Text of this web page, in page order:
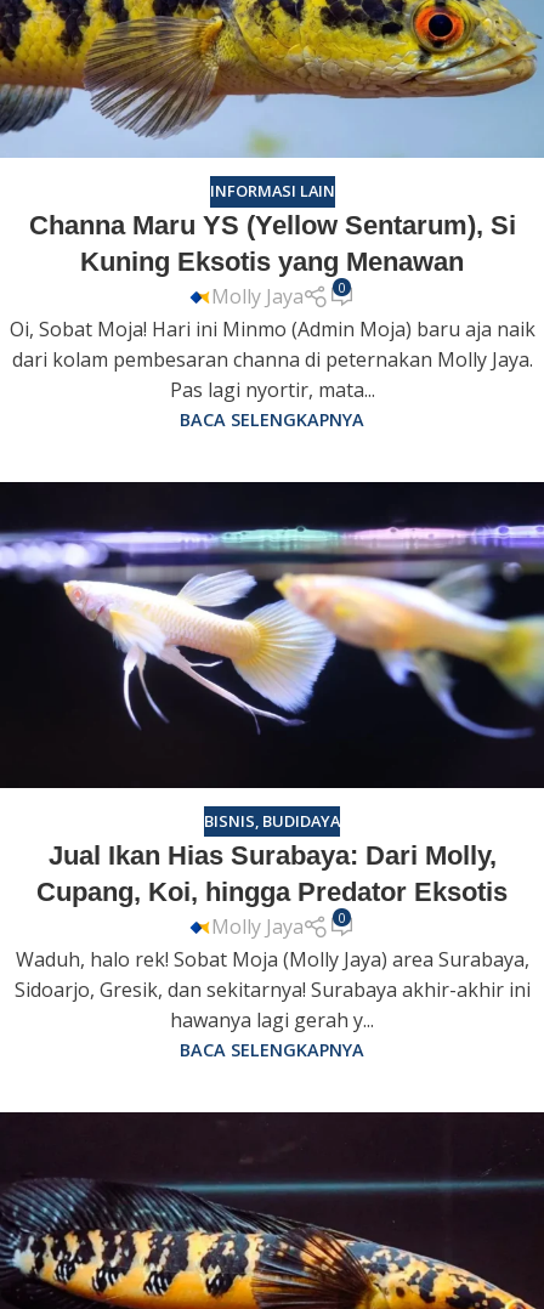
INFORMASI LAIN
Channa Maru YS (Yellow Sentarum), Si
Kuning Eksotis yang Menawan
Molly Jaya 0
Oi, Sobat Moja! Hari ini Minmo (Admin Moja) baru aja naik
dari kolam pembesaran channa di peternakan Molly Jaya.
Pas lagi nyortir, mata...
BACA SELENGKAPNYA
BISNIS, BUDIDAYA
Jual Ikan Hias Surabaya: Dari Molly,
Cupang, Koi, hingga Predator Eksotis
Molly Jaya 0
Waduh, halo rek! Sobat Moja (Molly Jaya) area Surabaya,
Sidoarjo, Gresik, dan sekitarnya! Surabaya akhir-akhir ini
hawanya lagi gerah y...
BACA SELENGKAPNYA